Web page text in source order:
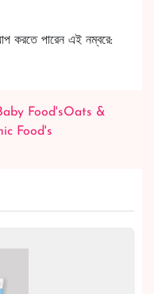
করতে পারেন এই নম্বরে:
Food'sOats &
Food's